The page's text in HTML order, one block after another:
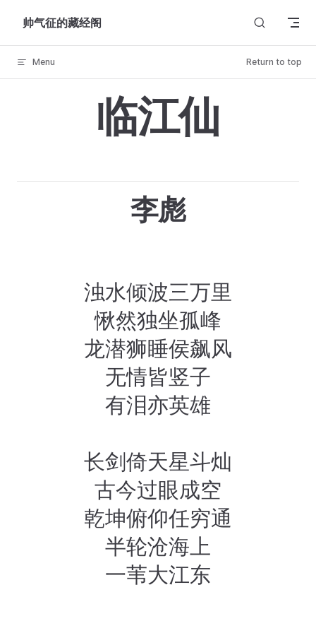
Skip to content
帅气征的藏经阁
Menu Return to top
临江仙
李彪
浊水倾波三万里
愀然独坐孤峰
龙潜狮睡侯飙风
无情皆竖子
有泪亦英雄
长剑倚天星斗灿
古今过眼成空
乾坤俯仰任穷通
半轮沧海上
一苇大江东